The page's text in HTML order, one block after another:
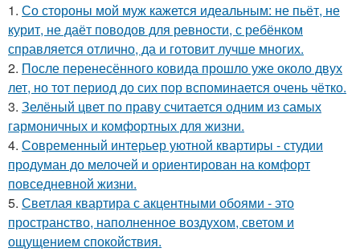
1. Со стороны мой муж кажется идеальным: не пьёт, не
курит, не даёт поводов для ревности, с ребёнком
справляется отлично, да и готовит лучше многих.
2. После перенесённого ковида прошло уже около двух
лет, но тот период до сих пор вспоминается очень чётко.
3. Зелёный цвет по праву считается одним из самых
гармоничных и комфортных для жизни.
4. Современный интерьер уютной квартиры - студии
продуман до мелочей и ориентирован на комфорт
повседневной жизни.
5. Светлая квартира с акцентными обоями - это
пространство, наполненное воздухом, светом и
ощущением спокойствия.